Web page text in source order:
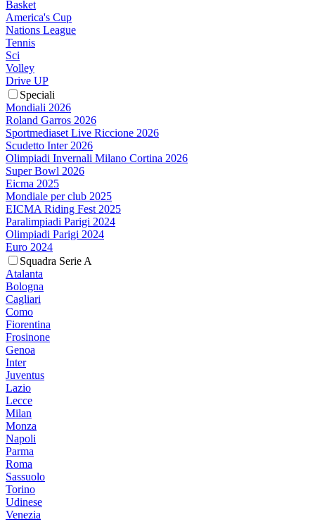
Basket
America's Cup
Nations League
Tennis
Sci
Volley
Drive UP
Speciali
Mondiali 2026
Roland Garros 2026
Sportmediaset Live Riccione 2026
Scudetto Inter 2026
Olimpiadi Invernali Milano Cortina 2026
Super Bowl 2026
Eicma 2025
Mondiale per club 2025
EICMA Riding Fest 2025
Paralimpiadi Parigi 2024
Olimpiadi Parigi 2024
Euro 2024
Squadra Serie A
Atalanta
Bologna
Cagliari
Como
Fiorentina
Frosinone
Genoa
Inter
Juventus
Lazio
Lecce
Milan
Monza
Napoli
Parma
Roma
Sassuolo
Torino
Udinese
Venezia